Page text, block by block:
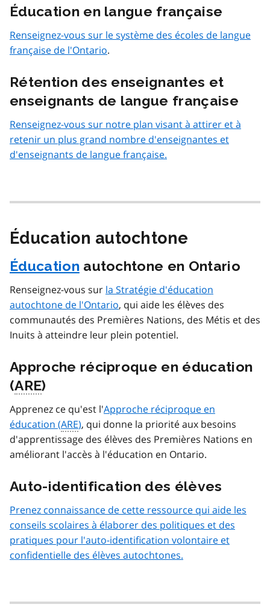
Éducation en langue française
Renseignez-vous sur le système des écoles de langue
française de l'Ontario.
Rétention des enseignantes et
enseignants de langue française
Renseignez-vous sur notre plan visant à attirer et à
retenir un plus grand nombre d'enseignantes et
d'enseignants de langue française.
Éducation autochtone
Éducationautochtone en Ontario
Renseignez-vous sur la Stratégie d'éducation
autochtone de l'Ontario, qui aide les élèves des
communautés des Premières Nations, des Métis et des
Inuits à atteindre leur plein potentiel.
Approche réciproque en éducation
(ARE)
Apprenez ce qu'est l'Approche réciproque en
éducation (ARE), qui donne la priorité aux besoins
d'apprentissage des élèves des Premières Nations en
améliorant l'accès à l'éducation en Ontario.
Auto-identification des élèves
Prenez connaissance de cette ressource qui aide les
conseils scolaires à élaborer des politiques et des
pratiques pour l'auto-identification volontaire et
confidentielle des élèves autochtones.